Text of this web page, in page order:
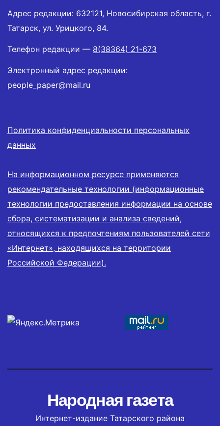
Адрес редакции: 632121, Новосибирская область, г.
Татарск, ул. Урицкого, 84.
Телефон редакции — 8(38364) 21-673
Электронный адрес редакции:
people_paper@mail.ru
Политика конфиденциальности персональных
данных
На информационном ресурсе применяются
рекомендательные технологии (информационные
технологии предоставления информации на основе
сбора, систематизации и анализа сведений,
относящихся к предпочтениям пользователей сети
«Интернет», находящихся на территории
Российской Федерации).
Народная газета
Интернет-издание Татарского района